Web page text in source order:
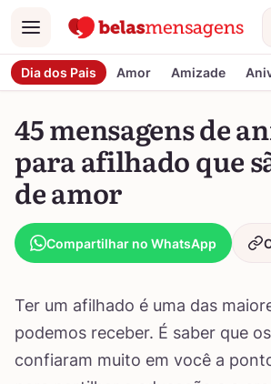
Menu
Dia dos Pais Amor Amizade
45 mensagens de
para afilhado que
de amor
Compartilhar no WhatsApp
Ter um afilhado é uma das
podemos receber. É saber que
confiaram muito em você a